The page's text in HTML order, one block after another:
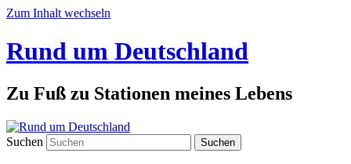
Zum Inhalt wechseln
Rund um Deutschland
Zu Fuß zu Stationen meines Lebens
Suchen